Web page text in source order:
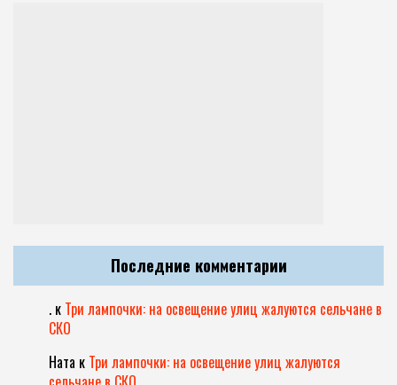
Последние комментарии
. к Три лампочки: на освещение улиц жалуются сельчане в
СКО
Ната к Три лампочки: на освещение улиц жалуются